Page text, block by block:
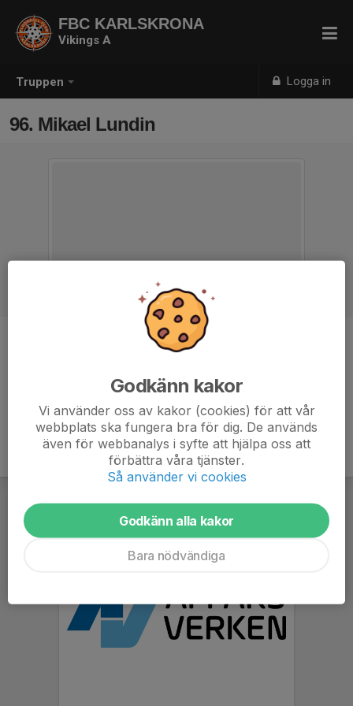
Truppen Logga in
FBC KARLSKRONA
Vikings A
96. Mikael Lundin
Godkänn kakor
Vi använder oss av kakor (cookies) för att vår
webbplats ska fungera bra för dig. De används
även för webbanalys i syfte att hjälpa oss att
förbättra våra tjänster.
Så använder vi cookies
Godkänn alla kakor
Bara nödvändiga